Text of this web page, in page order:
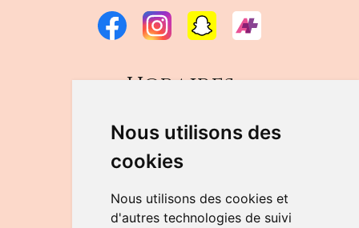
Nous utilisons des
cookies
Nous utilisons des cookies et
d'autres technologies de suivi
Horaires
DU LUNDI AU VENDREDI
de 9h à 12h30 et de 14h à 18h
LE SAMEDI
de 9h à 12h30